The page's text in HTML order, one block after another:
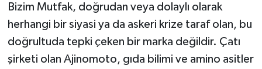
Bizim Mutfak, doğrudan veya dolaylı olarak
herhangi bir siyasi ya da askeri krize taraf olan, bu
doğrultuda tepki çeken bir marka değildir. Çatı
şirketi olan Ajinomoto, gıda bilimi ve amino asitler